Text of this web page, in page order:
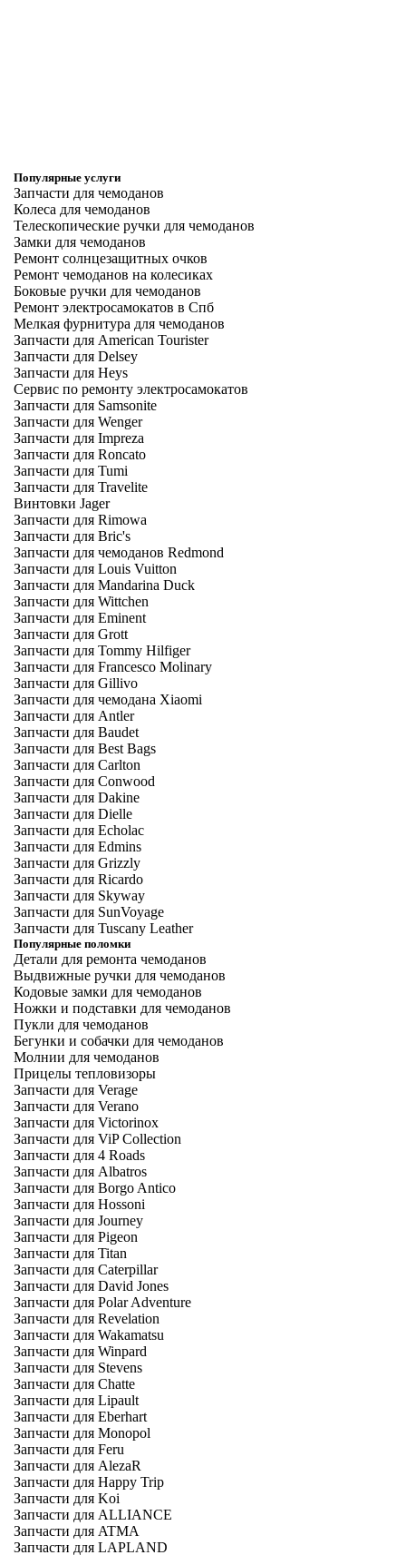
Популярные услуги
Запчасти для чемоданов
Колеса для чемоданов
Телескопические ручки для чемоданов
Замки для чемоданов
Ремонт солнцезащитных очков
Ремонт чемоданов на колесиках
Боковые ручки для чемоданов
Ремонт электросамокатов в Спб
Мелкая фурнитура для чемоданов
Запчасти для American Tourister
Запчасти для Delsey
Запчасти для Heys
Сервис по ремонту электросамокатов
Запчасти для Samsonite
Запчасти для Wenger
Запчасти для Impreza
Запчасти для Roncato
Запчасти для Tumi
Запчасти для Travelite
Винтовки Jager
Запчасти для Rimowa
Запчасти для Bric's
Запчасти для чемоданов Redmond
Запчасти для Louis Vuitton
Запчасти для Mandarina Duck
Запчасти для Wittchen
Запчасти для Eminent
Запчасти для Grott
Запчасти для Tommy Hilfiger
Запчасти для Francesco Molinary
Запчасти для Gillivo
Запчасти для чемодана Xiaomi
Запчасти для Antler
Запчасти для Baudet
Запчасти для Best Bags
Запчасти для Carlton
Запчасти для Conwood
Запчасти для Dakine
Запчасти для Dielle
Запчасти для Echolac
Запчасти для Edmins
Запчасти для Grizzly
Запчасти для Ricardo
Запчасти для Skyway
Запчасти для SunVoyage
Запчасти для Tuscany Leather
Популярные поломки
Детали для ремонта чемоданов
Выдвижные ручки для чемоданов
Кодовые замки для чемоданов
Ножки и подставки для чемоданов
Пукли для чемоданов
Бегунки и собачки для чемоданов
Молнии для чемоданов
Прицелы тепловизоры
Запчасти для Verage
Запчасти для Verano
Запчасти для Victorinox
Запчасти для ViP Collection
Запчасти для 4 Roads
Запчасти для Albatros
Запчасти для Borgo Antico
Запчасти для Hossoni
Запчасти для Journey
Запчасти для Pigeon
Запчасти для Titan
Запчасти для Caterpillar
Запчасти для David Jones
Запчасти для Polar Adventure
Запчасти для Revelation
Запчасти для Wakamatsu
Запчасти для Winpard
Запчасти для Stevens
Запчасти для Chatte
Запчасти для Lipault
Запчасти для Eberhart
Запчасти для Monopol
Запчасти для Feru
Запчасти для AlezaR
Запчасти для Happy Trip
Запчасти для Koi
Запчасти для ALLIANCE
Запчасти для ATMA
Запчасти для LAPLAND